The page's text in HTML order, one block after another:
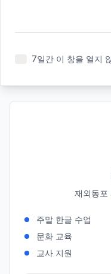
재외동포
주말 한글 수업
문화 교육
교사 지원
7일간 이 창을 열지